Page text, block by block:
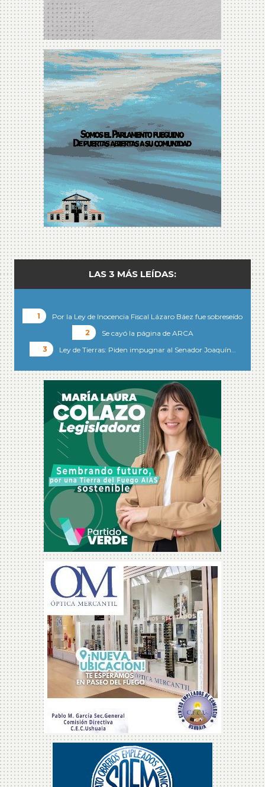
LAS 3 MÁS LEÍDAS:
Por la Ley de Inocencia Fiscal Lázaro Báez fue sobreseído
Se cayó la página de ARCA
Ley de Tierras: Piden impugnar al Senador Joaquín…